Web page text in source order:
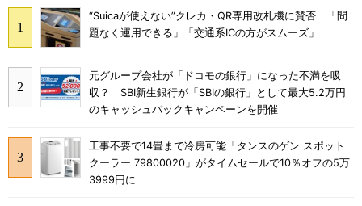
“Suicaが使えない”クレカ・QR専用改札機に賛否 「問
題なく運用できる」「交通系ICの方がスムーズ」
元グループ会社が「ドコモの銀行」になった不満を吸
収？ SBI新生銀行が「SBIの銀行」として最大5.2万円
のキャッシュバックキャンペーンを開催
工事不要で14畳まで冷房可能「タンスのゲン スポット
クーラー 79800020」がタイムセールで10％オフの5万
3999円に